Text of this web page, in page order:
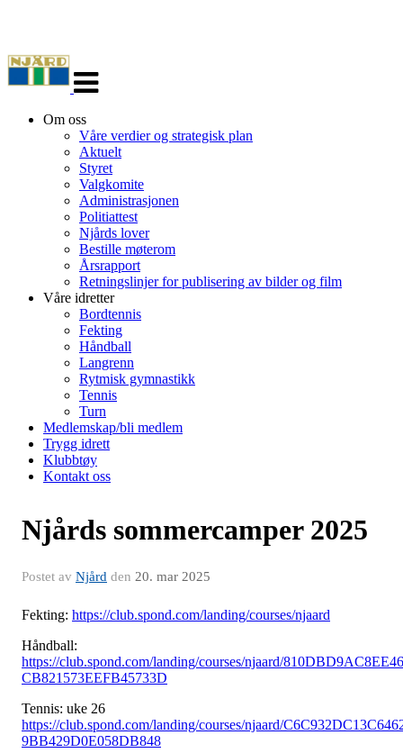
navigasjon
Om oss
Våre verdier og strategisk plan
Aktuelt
Styret
Valgkomite
Administrasjonen
Politiattest
Njårds lover
Bestille møterom
Årsrapport
Retningslinjer for publisering av bilder og film
Våre idretter
Bordtennis
Fekting
Håndball
Langrenn
Rytmisk gymnastikk
Tennis
Turn
Medlemskap/bli medlem
Trygg idrett
Klubbtøy
Kontakt oss
Njårds sommercamper 2025
Postet av Njård den 20. mar 2025
Fekting: https://club.spond.com/landing/courses/njaard
Håndball:
https://club.spond.com/landing/courses/njaard/810DBD9AC8EE46
CB821573EEFB45733D
Tennis: uke 26
https://club.spond.com/landing/courses/njaard/
9BB429D0E058DB848